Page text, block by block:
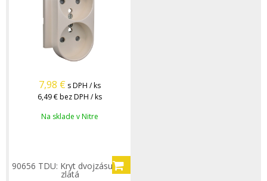
7,98 € s DPH / ks
6,49 €bez DPH / ks
Na sklade v Nitre
90656 TDU: Kryt dvojzásuvky,
zlatá